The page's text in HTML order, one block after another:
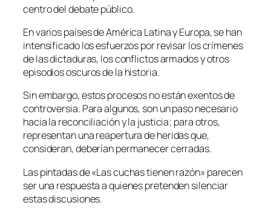
centro del debate público.
En varios países de América Latina y Europa, se han
intensificado los esfuerzos por revisar los crímenes
de las dictaduras, los conflictos armados y otros
episodios oscuros de la historia.
Sin embargo, estos procesos no están exentos de
controversia. Para algunos, son un paso necesario
hacia la reconciliación y la justicia; para otros,
representan una reapertura de heridas que,
consideran, deberían permanecer cerradas.
Las pintadas de «Las cuchas tienen razón» parecen
ser una respuesta a quienes pretenden silenciar
estas discusiones.